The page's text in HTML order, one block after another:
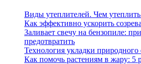
Виды утеплителей. Чем
Как эффективно ускорить
Заливает свечу на бензопиле:
предотвратить
Технология укладки природного
Как помочь растениям в жару: 5